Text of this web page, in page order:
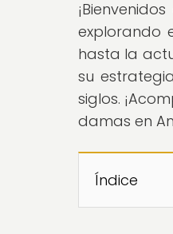
¡Bienvenidos
explorando
hasta la
su
siglos.
damas en
Índice